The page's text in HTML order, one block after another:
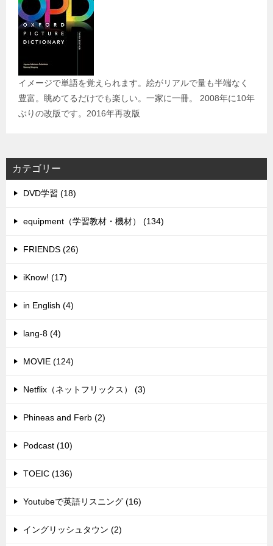
イメージで単語を覚えられます。絵がリアルで量も半端なく
豊富。眺めてるだけでも楽しい。一家に一冊。 2008年に10年
ぶりの改版です。2016年再改版
カテゴリー
DVD学習 (18)
equipment（学習教材・機材） (134)
FRIENDS (26)
iKnow! (17)
in English (4)
lang-8 (4)
MOVIE (124)
Netflix（ネットフリックス） (3)
Phineas and Ferb (2)
Podcast (10)
TOEIC (136)
Youtubeで英語リスニング (16)
イングリッシュタウン (2)